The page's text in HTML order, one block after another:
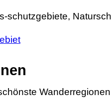
schutzgebiete,
Wanderregionen